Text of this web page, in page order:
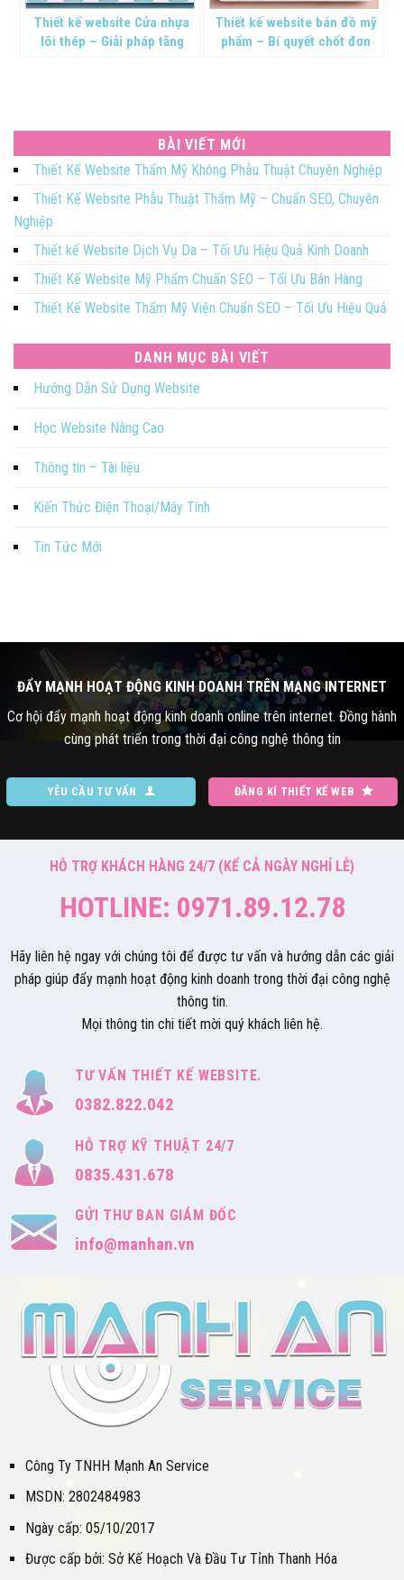
Thiết kế website Cửa nhựa
lõi thép – Giải pháp tăng
Thiết kế website bán đồ mỹ
phẩm – Bí quyết chốt đơn
BÀI VIẾT MỚI
Thiết Kế Website Thẩm Mỹ Không Phẫu Thuật Chuyên Nghiệp
Thiết Kế Website Phẫu Thuật Thẩm Mỹ – Chuẩn SEO, Chuyên
Nghiệp
Thiết kế Website Dịch Vụ Da – Tối Ưu Hiệu Quả Kinh Doanh
Thiết Kế Website Mỹ Phẩm Chuẩn SEO – Tối Ưu Bán Hàng
Thiết Kế Website Thẩm Mỹ Viện Chuẩn SEO – Tối Ưu Hiệu Quả
DANH MỤC BÀI VIẾT
Hướng Dẫn Sử Dụng Website
Học Website Nâng Cao
Thông tin – Tài liệu
Kiến Thức Điện Thoại/Máy Tính
Tin Tức Mới
ĐẨY MẠNH HOẠT ĐỘNG KINH DOANH TRÊN MẠNG INTERNET
Cơ hội đẩy mạnh hoạt động kinh doanh online trên internet. Đồng hành
cùng phát triển trong thời đại công nghệ thông tin
YÊU CẦU TƯ VẤN ĐĂNG KÍ THIẾT KẾ WEB
HỖ TRỢ KHÁCH HÀNG 24/7 (KỂ CẢ NGÀY NGHỈ LỄ)
HOTLINE: 0971.89.12.78
Hãy liên hệ ngay với chúng tôi để được tư vấn và hướng dẫn các giải
pháp giúp đẩy mạnh hoạt động kinh doanh trong thời đại công nghệ
thông tin.
Mọi thông tin chi tiết mời quý khách liên hệ.
TƯ VẤN THIẾT KẾ WEBSITE.
0382.822.042
HỖ TRỢ KỸ THUẬT 24/7
0835.431.678
GỬI THƯ BAN GIÁM ĐỐC
info@manhan.vn
Công Ty TNHH Mạnh An Service
MSDN: 2802484983
Ngày cấp: 05/10/2017
Được cấp bởi: Sở Kế Hoạch Và Đầu Tư Tỉnh Thanh Hóa